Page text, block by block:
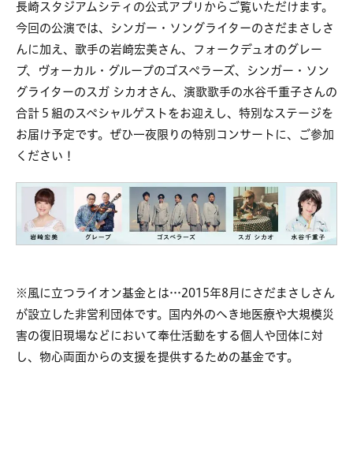
長崎スタジアムシティの公式アプリからご覧いただけます。
今回の公演では、シンガー・ソングライターのさだまさしさ
んに加え、歌手の岩崎宏美さん、フォークデュオのグレー
プ、ヴォーカル・グループのゴスペラーズ、シンガー・ソン
グライターのスガ シカオさん、演歌歌手の水谷千重子さんの
合計５組のスペシャルゲストをお迎えし、特別なステージを
お届け予定です。ぜひ一夜限りの特別コンサートに、ご参加
ください！
※風に立つライオン基金とは…2015年8月にさだまさしさん
が設立した非営利団体です。国内外のへき地医療や大規模災
害の復旧現場などにおいて奉仕活動をする個人や団体に対
し、物心両面からの支援を提供するための基金です。